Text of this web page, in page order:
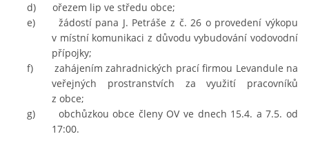
d) ořezem lip ve středu obce;
e) žádostí pana J. Petráše z č. 26 o provedení výkopu
v místní komunikaci z důvodu vybudování vodovodní
přípojky;
f) zahájením zahradnických prací firmou Levandule na
veřejných prostranstvích za využití pracovníků
z obce;
g) obchůzkou obce členy OV ve dnech 15.4. a 7.5. od
17:00.